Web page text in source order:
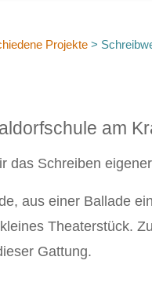
Projekte >
am
das Schreiben
aus einer Ballade
Theaterstück.
Gattung.